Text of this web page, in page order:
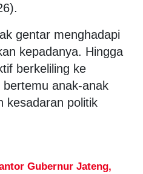
gentar menghadapi
kepadanya. Hingga
berkeliling ke
anak-anak
kesadaran politik
Gubernur Jateng,